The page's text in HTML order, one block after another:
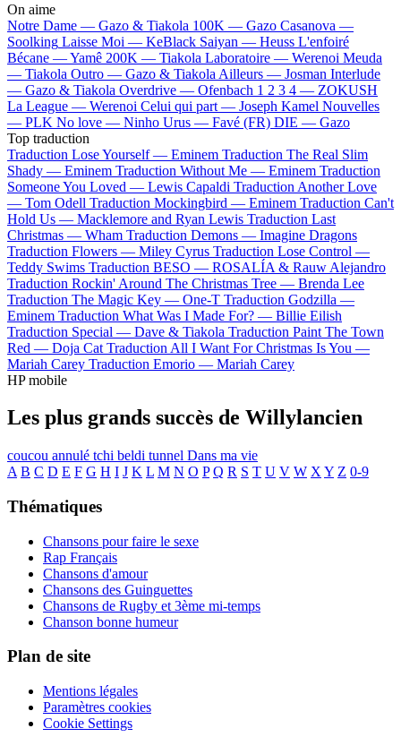
On aime
Notre Dame — Gazo & Tiakola 100K — Gazo Casanova —
Soolking Laisse Moi — KeBlack Saiyan — Heuss L'enfoiré
Bécane —Yamê 200K — Tiakola Laboratoire — Werenoi Meuda
— Tiakola Outro — Gazo & Tiakola Ailleurs — Josman Interlude
— Gazo & Tiakola Overdrive — Ofenbach 1 2 3 4 — ZOKUSH
La League — Werenoi Celui qui part — Joseph Kamel Nouvelles
— PLK No love — Ninho Urus — Favé (FR) DIE — Gazo
Top traduction
Traduction Lose Yourself — Eminem Traduction The Real Slim
Shady — Eminem Traduction Without Me — Eminem Traduction
Someone You Loved — Lewis Capaldi Traduction Another Love
— Tom Odell Traduction Mockingbird — Eminem Traduction Can't
Hold Us — Macklemore and Ryan Lewis Traduction Last
Christmas — Wham Traduction Demons — Imagine Dragons
Traduction Flowers — Miley Cyrus Traduction Lose Control —
Teddy Swims Traduction BESO — ROSALÍA & Rauw Alejandro
Traduction Rockin' Around The Christmas Tree — Brenda Lee
Traduction The Magic Key — One-T Traduction Godzilla —
Eminem Traduction What Was I Made For? — Billie Eilish
Traduction Special — Dave & Tiakola Traduction Paint The Town
Red — Doja Cat Traduction All I Want For Christmas Is You —
Mariah Carey Traduction Emorio — Mariah Carey
HP mobile
Les plus grands succès de Willylancien
coucou annulé tchi beldi tunnel Dans ma vie
A B C D E F G H I J K L M N O P Q R S T U V W X Y Z 0-9
Thématiques
Chansons pour faire le sexe
Rap Français
Chansons d'amour
Chansons des Guinguettes
Chansons de Rugby et 3ème mi-temps
Chanson bonne humeur
Plan de site
Mentions légales
Paramètres cookies
Cookie Settings